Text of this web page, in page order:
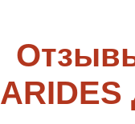
ARIDES